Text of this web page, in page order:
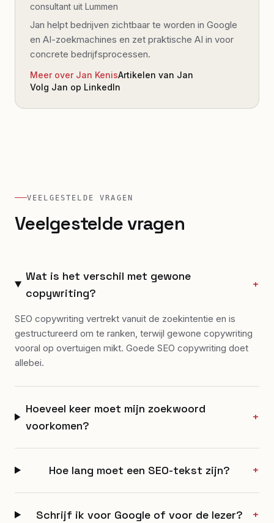
consultant uit Lummen
Jan helpt bedrijven zichtbaar te worden in Google
en AI-zoekmachines en zet praktische AI in voor
concrete bedrijfsprocessen.
Meer over Jan KenisArtikelen van Jan
Volg Jan op LinkedIn
VEELGESTELDE VRAGEN
Veelgestelde vragen
Wat is het verschil met gewone
copywriting?
+
SEO copywriting vertrekt vanuit de zoekintentie en is
gestructureerd om te ranken, terwijl gewone copywriting
vooral op overtuigen mikt. Goede SEO copywriting doet
allebei.
Hoeveel keer moet mijn zoekwoord
voorkomen?
+
Hoe lang moet een SEO-tekst zijn? +
Schrijf ik voor Google of voor de lezer? +